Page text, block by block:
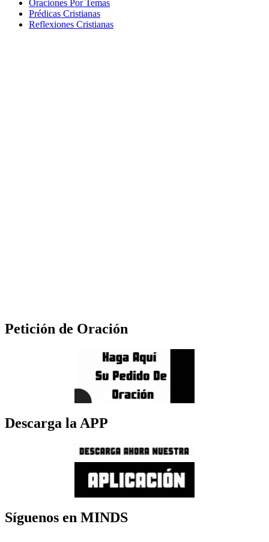
Oraciones Por Temas
Prédicas Cristianas
Reflexiones Cristianas
Petición de Oración
Descarga la APP
Síguenos en MINDS